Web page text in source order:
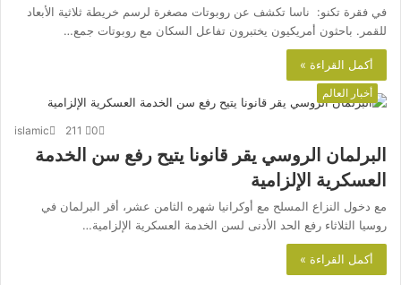
في فقرة تكنو: ناسا تكشف عن روبوتات مصغرة لرسم خريطة ثلاثية الأبعاد
للقمر. باحثون أمريكيون يختبرون تفاعل السكان مع روبوتات جمع…
أكمل القراءة »
أخبار العالم
islamic 0
البرلمان الروسي يقر قانونا يتيح رفع سن الخدمة
العسكرية الإلزامية
مع دخول النزاع المسلح مع أوكرانيا شهره الثامن عشر، أقر البرلمان في
روسيا الثلاثاء رفع الحد الأدنى لسن الخدمة العسكرية الإلزامية…
أكمل القراءة »